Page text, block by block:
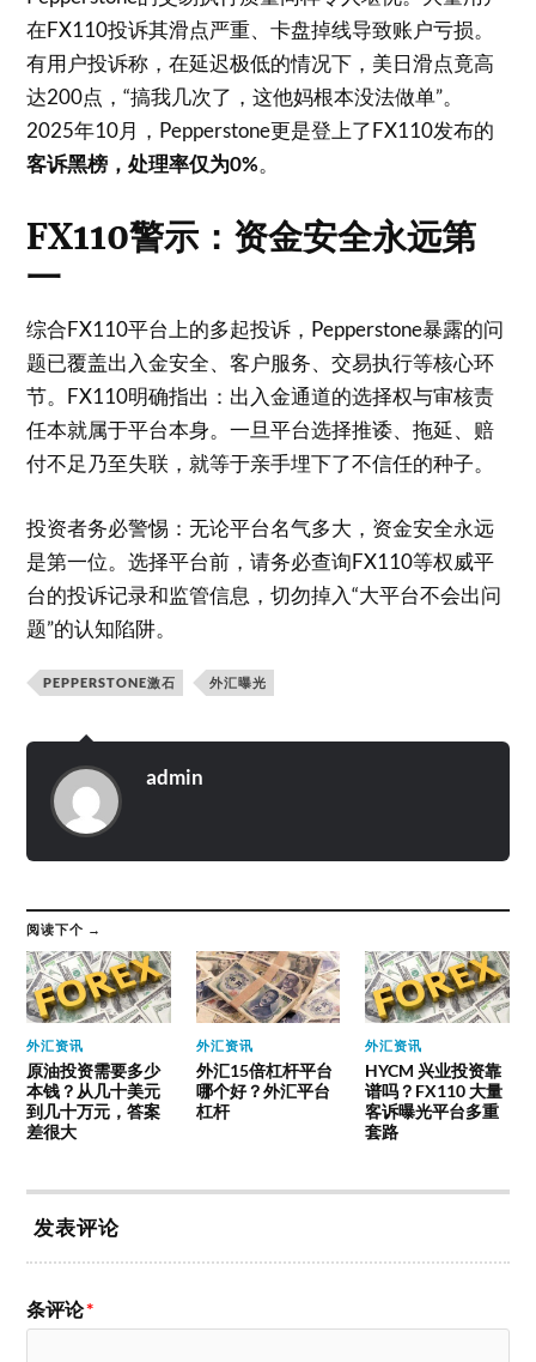
在FX110投诉其滑点严重、卡盘掉线导致账户亏损。
有用户投诉称，在延迟极低的情况下，美日滑点竟高
达200点，“搞我几次了，这他妈根本没法做单”。
2025年10月，Pepperstone更是登上了FX110发布的
客诉黑榜，处理率仅为0%。
FX110警示：资金安全永远第
一
综合FX110平台上的多起投诉，Pepperstone暴露的问
题已覆盖出入金安全、客户服务、交易执行等核心环
节。FX110明确指出：出入金通道的选择权与审核责
任本就属于平台本身。一旦平台选择推诿、拖延、赔
付不足乃至失联，就等于亲手埋下了不信任的种子。
投资者务必警惕：无论平台名气多大，资金安全永远
是第一位。选择平台前，请务必查询FX110等权威平
台的投诉记录和监管信息，切勿掉入“大平台不会出问
题”的认知陷阱。
PEPPERSTONE激石 外汇曝光
admin
阅读下个 →
外汇资讯
原油投资需要多少
本钱？从几十美元
到几十万元，答案
差很大
外汇资讯
外汇15倍杠杆平台
哪个好？外汇平台
杠杆
外汇资讯
HYCM 兴业投资靠
谱吗？FX110 大量
客诉曝光平台多重
套路
发表评论
条评论*